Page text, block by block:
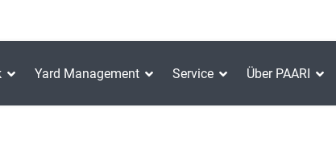
Yard Management Service Über PAARI